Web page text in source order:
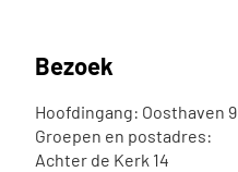
Bezoek
Hoofdingang: Oosthaven 9
Groepen en postadres:
Achter de Kerk 14